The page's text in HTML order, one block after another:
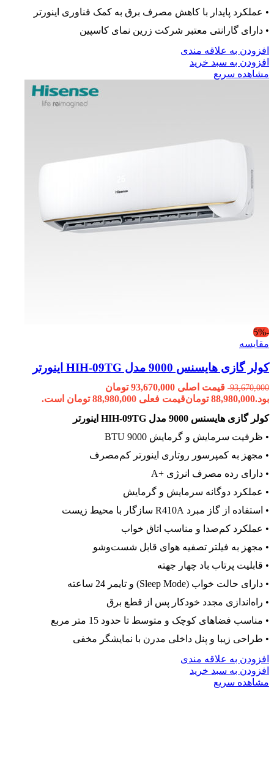
• عملکرد پایدار با کاهش مصرف برق به کمک فناوری اینورتر
• دارای گارانتی معتبر شرکت زرین نمای کاسپین
افزودن به علاقه مندی
افزودن به سبد خرید
مشاهده سریع
-5%
مقایسه
کولر گازی هایسنس 9000 مدل HIH-09TG اینورتر
93,670,000
قیمت اصلی 93,670,000 تومان
بود.88,980,000 تومانقیمت فعلی 88,980,000 تومان است.
کولر گازی هایسنس 9000 مدل HIH-09TG اینورتر
• ظرفیت سرمایش و گرمایش 9000 BTU
• مجهز به کمپرسور روتاری اینورتر کم‌مصرف
• دارای رده مصرف انرژی +A
• عملکرد دوگانه سرمایش و گرمایش
• استفاده از گاز مبرد R410A سازگار با محیط زیست
• عملکرد کم‌صدا و مناسب اتاق خواب
• مجهز به فیلتر تصفیه هوای قابل شست‌وشو
• قابلیت پرتاب باد چهار جهته
• دارای حالت خواب (Sleep Mode) و تایمر 24 ساعته
• راه‌اندازی مجدد خودکار پس از قطع برق
• مناسب فضاهای کوچک و متوسط تا حدود 15 متر مربع
• طراحی زیبا و پنل داخلی مدرن با نمایشگر مخفی
افزودن به علاقه مندی
افزودن به سبد خرید
مشاهده سریع